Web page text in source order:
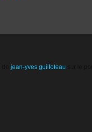
jean-yves guilloteau